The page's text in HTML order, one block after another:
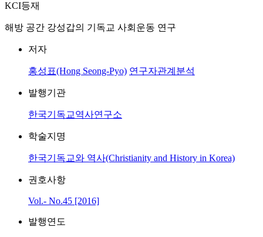
KCI등재
해방 공간 강성갑의 기독교 사회운동 연구
저자
홍성표(Hong Seong-Pyo) 연구자관계분석
발행기관
한국기독교역사연구소
학술지명
한국기독교와 역사(Christianity and History in Korea)
권호사항
Vol.- No.45 [2016]
발행연도